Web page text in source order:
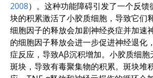
2008）。这种功能障碍引发了一个反
块的积累激活了小胶质细胞，导致它们
细胞因子的释放会加剧神经炎症并加速
的细胞因子释放会进一步促进神经退化
症反应，导致Aβ沉积增加。小胶质细
斑块，导致有毒聚集物的积累。斑块堆